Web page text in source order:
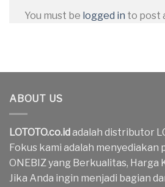
You must be logged in to post
ABOUT US
LOTOTO.co.idadalah distributor
Fokus kami adalah menyediakan
ONEBIZ yang Berkualitas, Harga
Jika Anda ingin menjadi bagian